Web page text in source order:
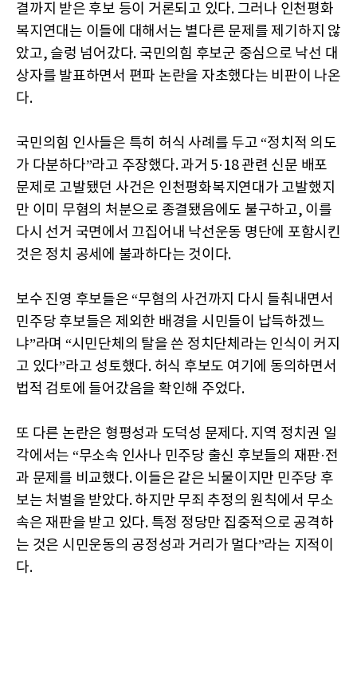
결까지 받은 후보 등이 거론되고 있다. 그러나 인천평화
복지연대는 이들에 대해서는 별다른 문제를 제기하지 않
았고, 슬렁 넘어갔다. 국민의힘 후보군 중심으로 낙선 대
상자를 발표하면서 편파 논란을 자초했다는 비판이 나온
다.
국민의힘 인사들은 특히 허식 사례를 두고 “정치적 의도
가 다분하다”라고 주장했다. 과거 5·18 관련 신문 배포
문제로 고발됐던 사건은 인천평화복지연대가 고발했지
만 이미 무혐의 처분으로 종결됐음에도 불구하고, 이를
다시 선거 국면에서 끄집어내 낙선운동 명단에 포함시킨
것은 정치 공세에 불과하다는 것이다.
보수 진영 후보들은 “무혐의 사건까지 다시 들춰내면서
민주당 후보들은 제외한 배경을 시민들이 납득하겠느
냐”라며 “시민단체의 탈을 쓴 정치단체라는 인식이 커지
고 있다”라고 성토했다. 허식 후보도 여기에 동의하면서
법적 검토에 들어갔음을 확인해 주었다.
또 다른 논란은 형평성과 도덕성 문제다. 지역 정치권 일
각에서는 “무소속 인사나 민주당 출신 후보들의 재판·전
과 문제를 비교했다. 이들은 같은 뇌물이지만 민주당 후
보는 처벌을 받았다. 하지만 무죄 추정의 원칙에서 무소
속은 재판을 받고 있다. 특정 정당만 집중적으로 공격하
는 것은 시민운동의 공정성과 거리가 멀다”라는 지적이
다.